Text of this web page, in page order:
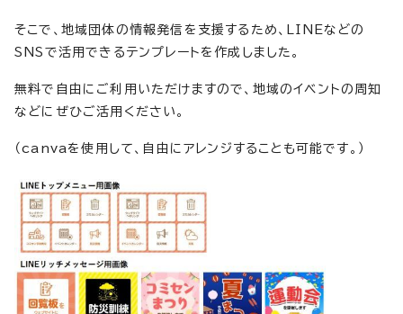
そこで、地域団体の情報発信を支援するため、LINEなどの
SNSで活用できるテンプレートを作成しました。
無料で自由にご利用いただけますので、地域のイベントの周知
などにぜひご活用ください。
（canvaを使用して、自由にアレンジすることも可能です。）